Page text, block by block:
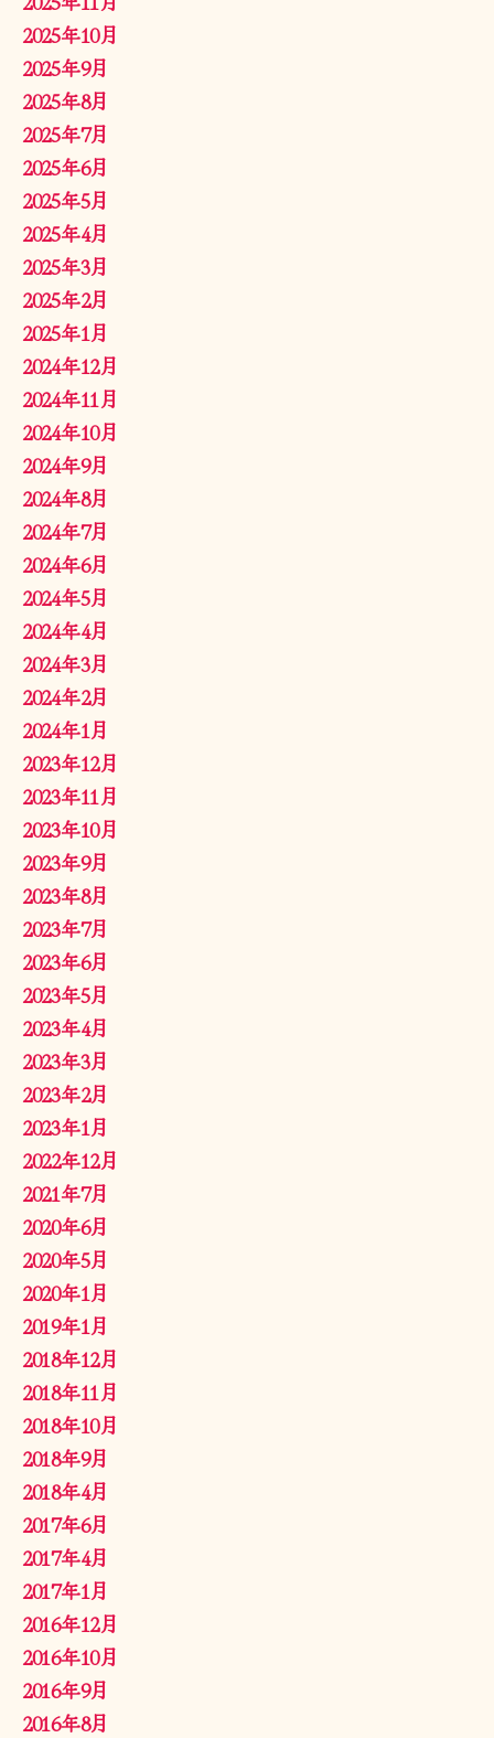
2025年10月
2025年9月
2025年8月
2025年7月
2025年6月
2025年5月
2025年4月
2025年3月
2025年2月
2025年1月
2024年12月
2024年11月
2024年10月
2024年9月
2024年8月
2024年7月
2024年6月
2024年5月
2024年4月
2024年3月
2024年2月
2024年1月
2023年12月
2023年11月
2023年10月
2023年9月
2023年8月
2023年7月
2023年6月
2023年5月
2023年4月
2023年3月
2023年2月
2023年1月
2022年12月
2021年7月
2020年6月
2020年5月
2020年1月
2019年1月
2018年12月
2018年11月
2018年10月
2018年9月
2018年4月
2017年6月
2017年4月
2017年1月
2016年12月
2016年10月
2016年9月
2016年8月